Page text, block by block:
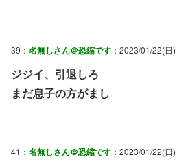
39： 名無しさん＠恐縮です ：2023/01/22(
ジジイ、引退しろ
まだ息子の方がまし
41： 名無しさん＠恐縮です ：2023/01/22(日